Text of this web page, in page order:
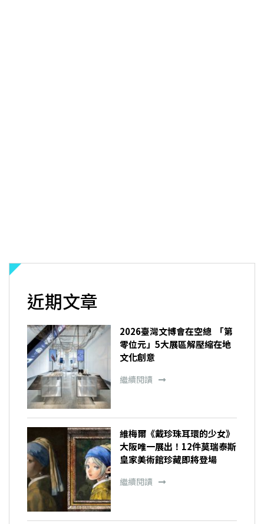
近期文章
2026臺灣文博會在空總 「第
零位元」5大展區解壓縮在地
文化創意
繼續閱讀
維梅爾《戴珍珠耳環的少女》
大阪唯一展出！12件莫瑞泰斯
皇家美術館珍藏即將登場
繼續閱讀